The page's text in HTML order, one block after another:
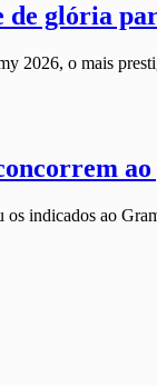
de glória
2026, o mais
os indicados ao